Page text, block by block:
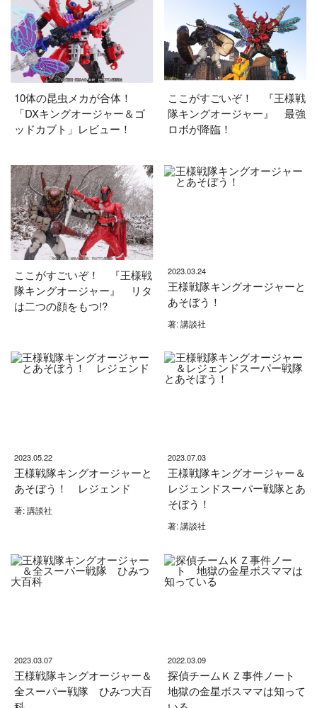
10体の昆虫メカが合体！
「DXキングオージャー＆ゴ
ッドカブト」レビュー！
ここがすごいぞ！ 『王様戦
隊キングオージャー』 最強
ロボが降臨！
ここがすごいぞ！ 『王様戦
隊キングオージャー』 リタ
は二つの顔をもつ!?
2023.03.24
王様戦隊キングオージャーと
あそぼう！
著: 講談社
2023.05.22
王様戦隊キングオージャーと
あそぼう！ レジェンド
著: 講談社
2023.07.03
王様戦隊キングオージャー＆
レジェンドスーパー戦隊とあ
そぼう！
著: 講談社
2023.03.07
王様戦隊キングオージャー＆
全スーパー戦隊 ひみつ大百
2022.03.09
探偵チームＫＺ事件ノート
地獄の金星ボスママは知って